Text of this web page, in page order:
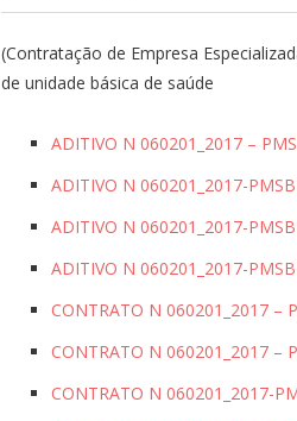
(Contratação de Empresa
de unidade básica de saúde
ADITIVO N 060201_2017 –
ADITIVO N 060201_2017-
ADITIVO N 060201_2017-
ADITIVO N 060201_2017-
CONTRATO N 060201_2017 –
CONTRATO N 060201_2017 –
CONTRATO N 060201_2017-